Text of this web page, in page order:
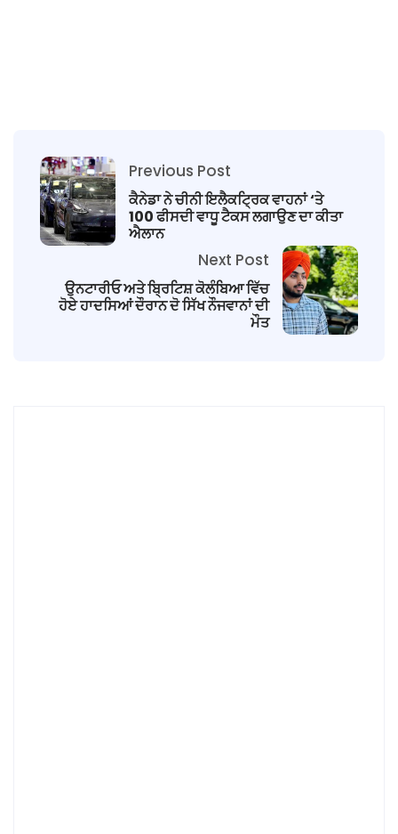
Previous Post
ਕੈਨੇਡਾ ਨੇ ਚੀਨੀ ਇਲੈਕਟ੍ਰਿਕ ਵਾਹਨਾਂ ‘ਤੇ
100 ਫੀਸਦੀ ਵਾਧੂ ਟੈਕਸ ਲਗਾਉਣ ਦਾ ਕੀਤਾ
ਐਲਾਨ
Next Post
ਉਨਟਾਰੀਓ ਅਤੇ ਬ੍ਰਿਟਿਸ਼ ਕੋਲੰਬਿਆ ਵਿੱਚ
ਹੋਏ ਹਾਦਸਿਆਂ ਦੌਰਾਨ ਦੋ ਸਿੱਖ ਨੌਜਵਾਨਾਂ ਦੀ
ਮੌਤ